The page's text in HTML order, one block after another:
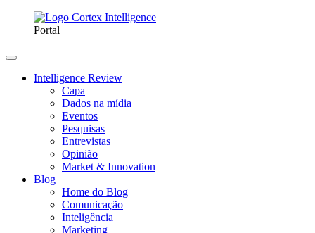
Portal
Intelligence Review
Capa
Dados na mídia
Eventos
Pesquisas
Entrevistas
Opinião
Market & Innovation
Blog
Home do Blog
Comunicação
Inteligência
Marketing